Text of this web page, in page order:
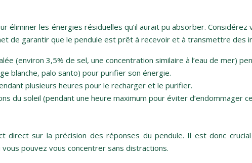
éliminer les énergies résiduelles qu’il aurait pu absorber.
de garantir que le pendule est prêt à recevoir et à transmettre des
(environ 3,5% de sel, une concentration similaire à l’eau de mer)
blanche, palo santo) pour purifier son énergie.
plusieurs heures pour le recharger et le purifier.
du soleil (pendant une heure maximum pour éviter d’endommager
sur la précision des réponses du pendule. Il est donc
pouvez vous concentrer sans distractions.